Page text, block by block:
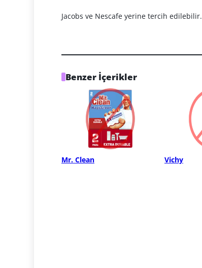
Jacobs ve Nescafe yerine tercih edilebilir.
Benzer İçerikler
Mr. Clean Vichy